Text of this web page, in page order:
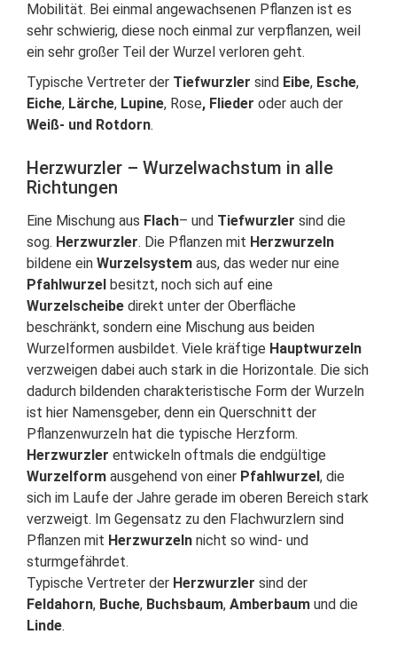
Mobilität. Bei einmal angewachsenen Pflanzen ist es
sehr schwierig, diese noch einmal zur verpflanzen, weil
ein sehr großer Teil der Wurzel verloren geht.
Typische Vertreter der Tiefwurzler sind Eibe, Esche,
Eiche, Lärche, Lupine, Rose, Flieder oder auch der
Weiß- und Rotdorn.
Herzwurzler – Wurzelwachstum in alle
Richtungen
Eine Mischung aus Flach– und Tiefwurzler sind die
sog. Herzwurzler. Die Pflanzen mit Herzwurzeln
bildene ein Wurzelsystem aus, das weder nur eine
Pfahlwurzel besitzt, noch sich auf eine
Wurzelscheibe direkt unter der Oberfläche
beschränkt, sondern eine Mischung aus beiden
Wurzelformen ausbildet. Viele kräftige Hauptwurzeln
verzweigen dabei auch stark in die Horizontale. Die sich
dadurch bildenden charakteristische Form der Wurzeln
ist hier Namensgeber, denn ein Querschnitt der
Pflanzenwurzeln hat die typische Herzform.
Herzwurzler entwickeln oftmals die endgültige
Wurzelform ausgehend von einer Pfahlwurzel, die
sich im Laufe der Jahre gerade im oberen Bereich stark
verzweigt. Im Gegensatz zu den Flachwurzlern sind
Pflanzen mit Herzwurzeln nicht so wind- und
sturmgefährdet.
Typische Vertreter der Herzwurzler sind der
Feldahorn, Buche, Buchsbaum, Amberbaum und die
Linde.